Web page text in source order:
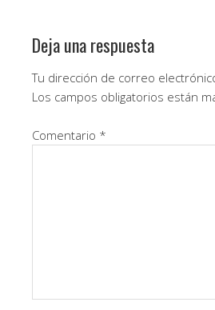
Deja una respuesta
Tu dirección de correo
Los campos obligatorios están
Comentario *